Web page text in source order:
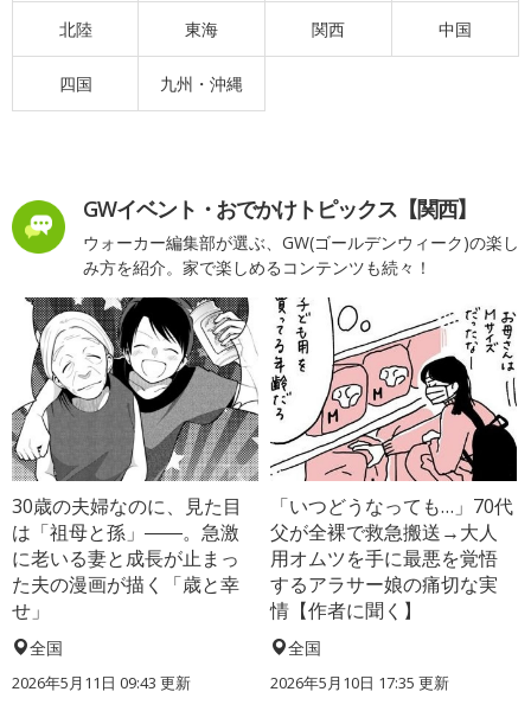
北陸 東海 関西 中国
四国 九州・沖縄
GWイベント・おでかけトピックス【関西】
ウォーカー編集部が選ぶ、GW(ゴールデンウィーク)の楽し
み方を紹介。家で楽しめるコンテンツも続々！
30歳の夫婦なのに、見た目
は「祖母と孫」――。急激
に老いる妻と成長が止まっ
た夫の漫画が描く「歳と幸
せ」
全国
2026年5月11日 09:43 更新
「いつどうなっても…」70代
父が全裸で救急搬送→大人
用オムツを手に最悪を覚悟
するアラサー娘の痛切な実
情【作者に聞く】
全国
2026年5月10日 17:35 更新